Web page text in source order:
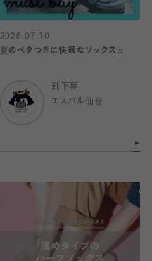
2026.07.10
夏のベタつきに快適なソックス♫
靴下屋
エスパル仙台